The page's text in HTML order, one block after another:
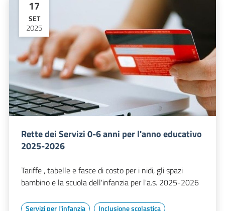
17
SET
2025
Rette dei Servizi 0-6 anni per l'anno educativo
2025-2026
Tariffe , tabelle e fasce di costo per i nidi, gli spazi
bambino e la scuola dell'infanzia per l'a.s. 2025-2026
Servizi per l'infanzia Inclusione scolastica